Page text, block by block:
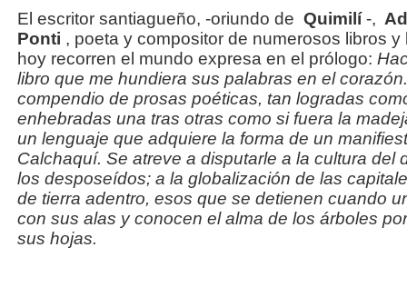
El escritor santiagueño, -oriundo de Quimilí -,
Ponti , poeta y compositor de numerosos libros
hoy recorren el mundo expresa en el prólogo:
libro que me hundiera sus palabras en el
compendio de prosas poéticas, tan logradas
enhebradas una tras otras como si fuera la
un lenguaje que adquiere la forma de un
Calchaquí. Se atreve a disputarle a la cultura del
los desposeídos; a la globalización de las
de tierra adentro, esos que se detienen cuando
con sus alas y conocen el alma de los árboles
sus hojas.